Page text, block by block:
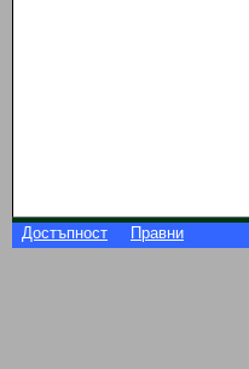
Достъпност Правни